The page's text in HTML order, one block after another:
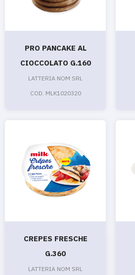
PRO PANCAKE AL
CIOCCOLATO G.160
LATTERIA NOM SRL
COD. MLK1020320
CREPES FRESCHE
G.360
LATTERIA NOM SRL